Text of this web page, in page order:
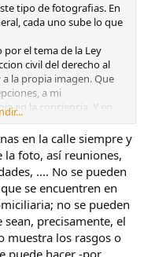
tipo de fotografias. En
cada uno sube lo que
el tema de la Ley
civil del derecho al
la propia imagen. Que
a mi
en la conciencia. Y en
porque esto crea
foto de la escalera con la
pero... Quien
permiso para divulgar su
para mi...
es un desparpajo en pos
en todo. En el street hay
sin que salgan
doy valor.
en la calle siempre y
foto, así reuniones,
.... No se pueden
se encuentren en
no se pueden
precisamente, el
muestra los rasgos o
puede hacer -por